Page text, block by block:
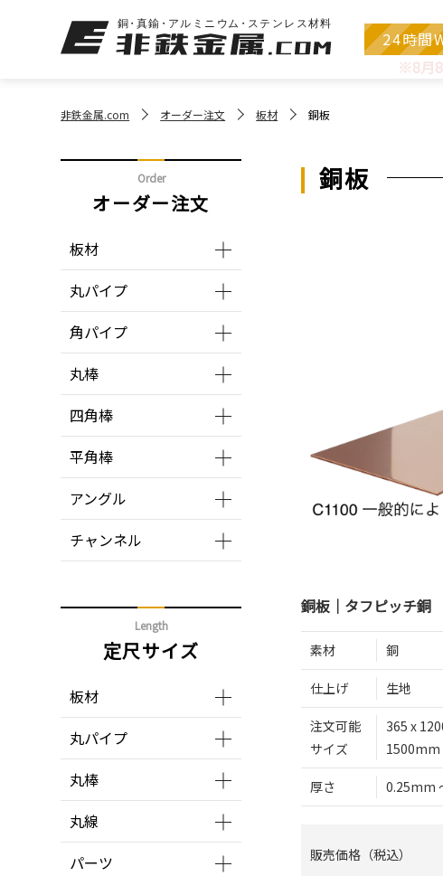
※8月8
24時間
非鉄金属.com オーダー注文 板材 銅板
銅板
銅板｜タフピッチ
素材 銅
仕上げ 生地
注文可能
サイズ
365 x
1500mm
厚さ 0.25mm
販売価格（税込）
Order
オーダー注文
板材
丸パイプ
角パイプ
丸棒
四角棒
平角棒
アングル
チャンネル
Length
定尺サイズ
板材
丸パイプ
丸棒
丸線
パーツ